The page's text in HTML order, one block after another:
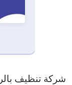
شركة تنظيف